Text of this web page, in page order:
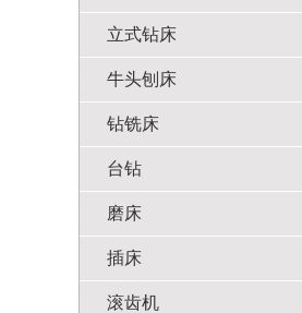
立式钻床
牛头刨床
钻铣床
台钻
磨床
插床
滚齿机